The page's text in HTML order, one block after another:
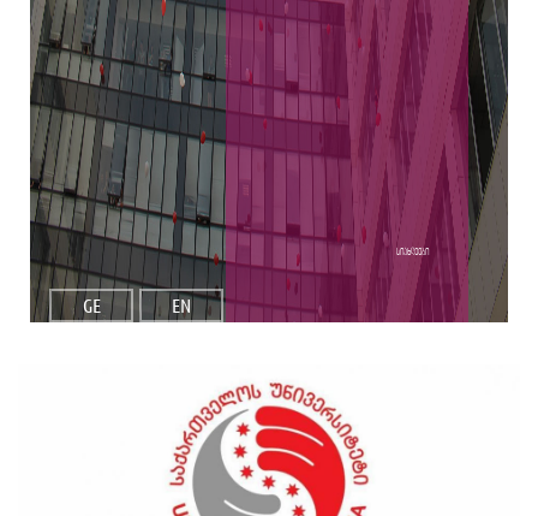
GE EN
სიახლეები
იხილეთ მეტი